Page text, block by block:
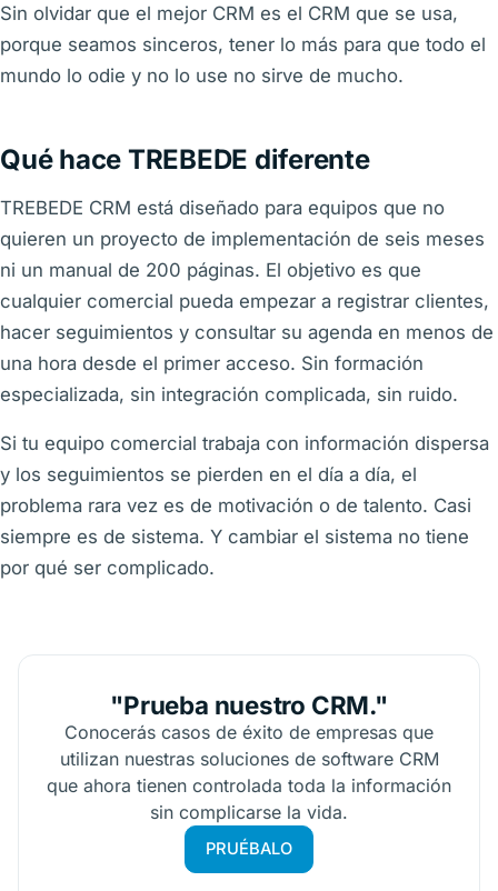
Sin olvidar que el mejor CRM es el CRM que se usa,
porque seamos sinceros, tener lo más para que todo el
mundo lo odie y no lo use no sirve de mucho.
Qué hace TREBEDE diferente
TREBEDE CRM está diseñado para equipos que no
quieren un proyecto de implementación de seis meses
ni un manual de 200 páginas. El objetivo es que
cualquier comercial pueda empezar a registrar clientes,
hacer seguimientos y consultar su agenda en menos de
una hora desde el primer acceso. Sin formación
especializada, sin integración complicada, sin ruido.
Si tu equipo comercial trabaja con información dispersa
y los seguimientos se pierden en el día a día, el
problema rara vez es de motivación o de talento. Casi
siempre es de sistema. Y cambiar el sistema no tiene
por qué ser complicado.
"Prueba nuestro CRM."
Conocerás casos de éxito de empresas que
utilizan nuestras soluciones de software CRM
que ahora tienen controlada toda la información
sin complicarse la vida.
PRUÉBALO